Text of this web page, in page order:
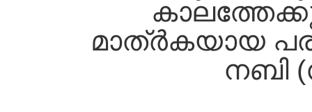
മാത്ര്‍കയായ
നബി